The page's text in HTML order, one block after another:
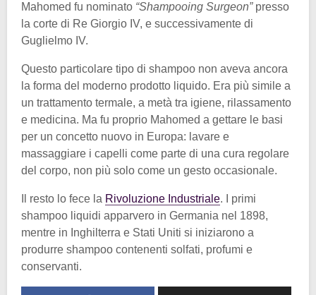
Mahomed fu nominato “Shampooing Surgeon”presso
la corte di Re Giorgio IV, e successivamente di
Guglielmo IV.
Questo particolare tipo di shampoo non aveva ancora
la forma del moderno prodotto liquido. Era più simile a
un trattamento termale, a metà tra igiene, rilassamento
e medicina. Ma fu proprio Mahomed a gettare le basi
per un concetto nuovo in Europa: lavare e
massaggiare i capelli come parte di una cura regolare
del corpo, non più solo come un gesto occasionale.
Il resto lo fece la Rivoluzione Industriale. I primi
shampoo liquidi apparvero in Germania nel 1898,
mentre in Inghilterra e Stati Uniti si iniziarono a
produrre shampoo contenenti solfati, profumi e
conservanti.